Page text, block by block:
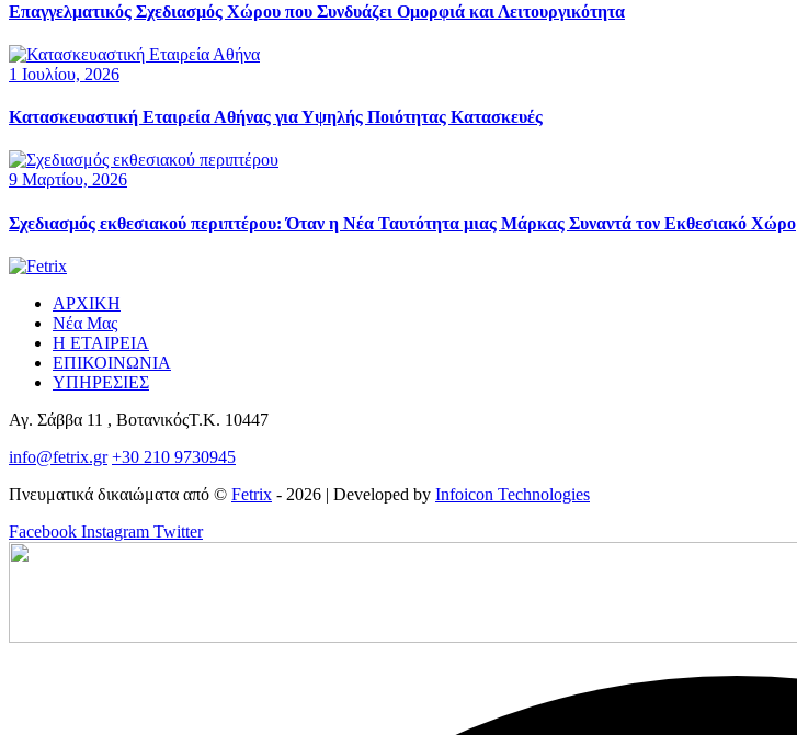
Επαγγελματικός Σχεδιασμός Χώρου που Συνδυάζει Ομορφιά και Λειτουργικότητα
1 Ιουλίου, 2026
Κατασκευαστική Εταιρεία Αθήνας για Υψηλής Ποιότητας Κατασκευές
9 Μαρτίου, 2026
Σχεδιασμός εκθεσιακού περιπτέρου: Όταν η Νέα Ταυτότητα μιας Μάρκας Συναντά τον Εκθεσιακό Χώρο
ΑΡΧΙΚΗ
Νέα Μας
Η ΕΤΑΙΡΕΙΑ
ΕΠΙΚΟΙΝΩΝΙΑ
ΥΠΗΡΕΣΙΕΣ
Αγ. Σάββα 11 , ΒοτανικόςΤ.Κ. 10447
info@fetrix.gr +30 210 9730945
Πνευματικά δικαιώματα από © Fetrix - 2026 | Developed by Infoicon Technologies
Facebook Instagram Twitter